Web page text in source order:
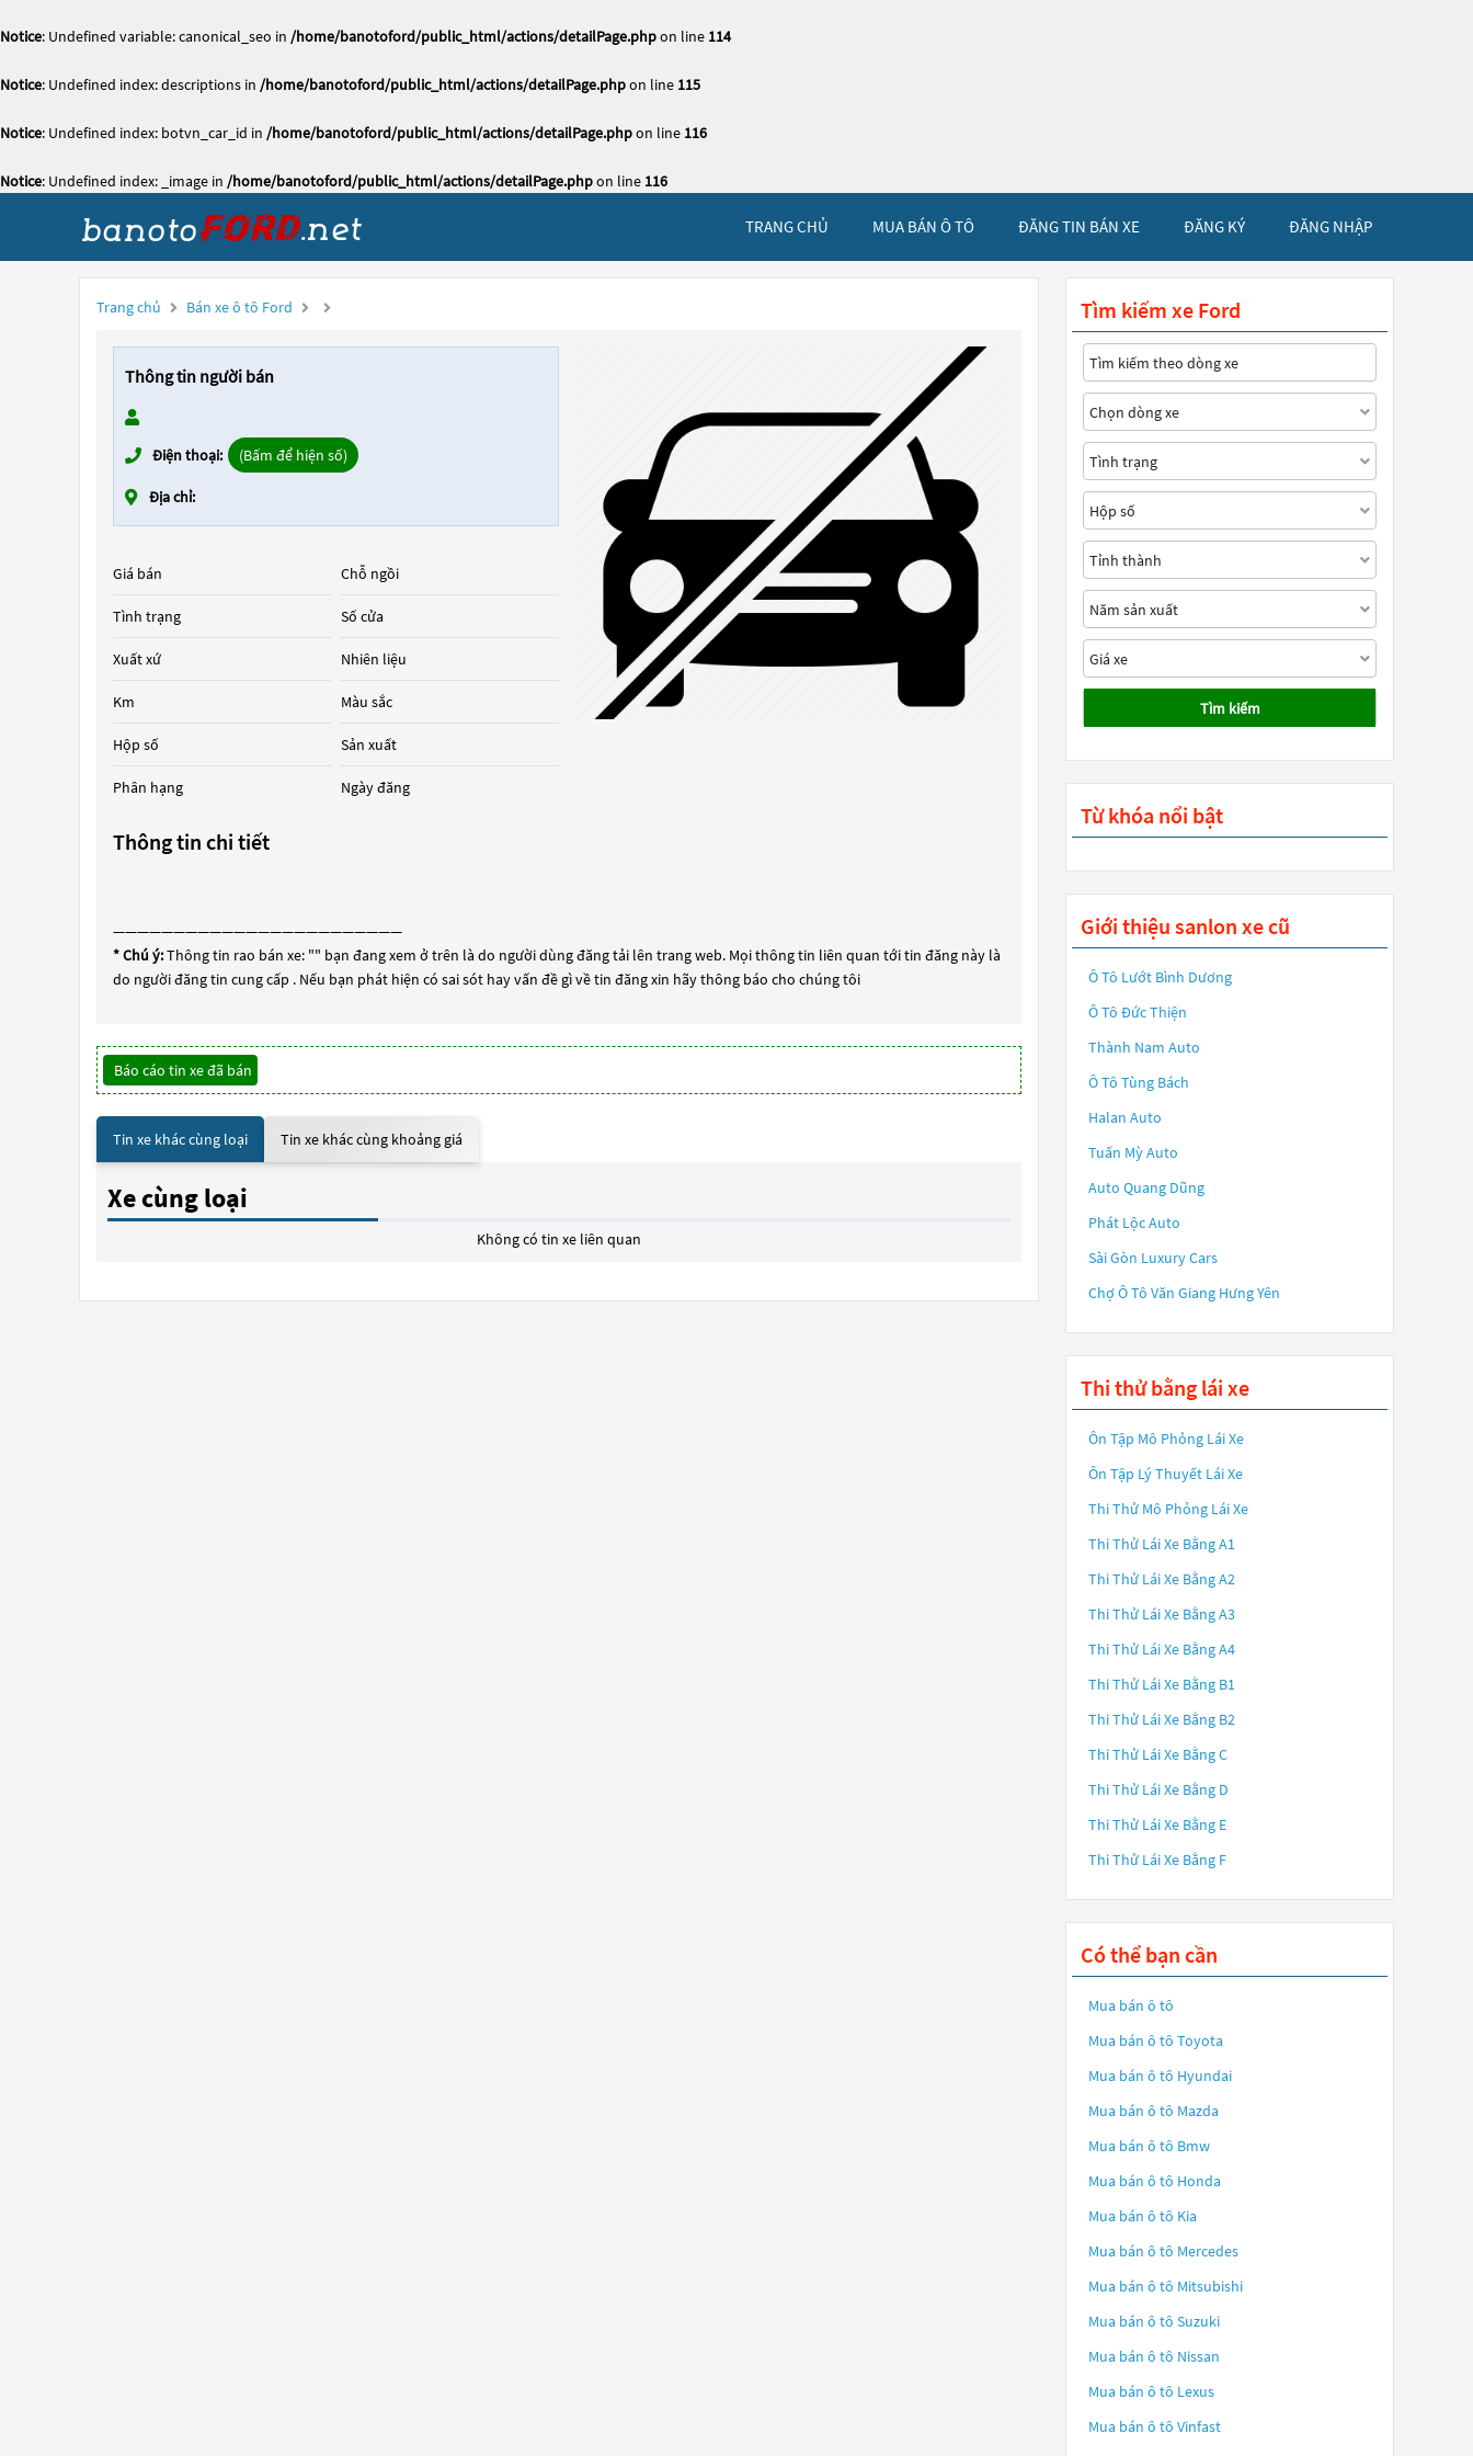
Notice: Undefined variable: canonical_seo in /home/banotoford/public_html/actions/detailPage.phpon line 114
Notice: Undefined index: descriptions in /home/banotoford/public_html/actions/detailPage.phpon line 115
Notice: Undefined index: botvn_car_id in /home/banotoford/public_html/actions/detailPage.phpon line 116
Notice: Undefined index: _image in /home/banotoford/public_html/actions/detailPage.phpon line 116
TRANG CHỦ MUA BÁN Ô TÔ ĐĂNG TIN BÁN XE ĐĂNG KÝ ĐĂNG NHẬP
Trang chủ Bán xe ô tô Ford
Thông tin người bán
Điện thoại: (Bấm để hiện số)
Địa chỉ:
Giá bán
Tình trạng
Xuất xứ
Km
Hộp số
Phân hạng
Chỗ ngồi
Số cửa
Nhiên liệu
Màu sắc
Sản xuất
Ngày đăng
Thông tin chi tiết
————————————————————————
* Chú ý:Thông tin rao bán xe: "" bạn đang xem ở trên là do người dùng đăng tải lên trang web. Mọi thông tin liên quan tới tin đăng này là
do người đăng tin cung cấp . Nếu bạn phát hiện có sai sót hay vấn đề gì về tin đăng xin hãy thông báo cho chúng tôi
Báo cáo tin xe đã bán
Tin xe khác cùng loại Tin xe khác cùng khoảng giá
Xe cùng loại
Không có tin xe liên quan
Tìm kiếm xe Ford
Tìm kiếm
Từ khóa nổi bật
Giới thiệu sanlon xe cũ
Ô Tô Lướt Bình Dương
Ô Tô Đức Thiện
Thành Nam Auto
Ô Tô Tùng Bách
Halan Auto
Tuấn Mỳ Auto
Auto Quang Dũng
Phát Lộc Auto
Sài Gòn Luxury Cars
Chợ Ô Tô Văn Giang Hưng Yên
Thi thử bằng lái xe
Ôn Tập Mô Phỏng Lái Xe
Ôn Tập Lý Thuyết Lái Xe
Thi Thử Mô Phỏng Lái Xe
Thi Thử Lái Xe Bằng A1
Thi Thử Lái Xe Bằng A2
Thi Thử Lái Xe Bằng A3
Thi Thử Lái Xe Bằng A4
Thi Thử Lái Xe Bằng B1
Thi Thử Lái Xe Bằng B2
Thi Thử Lái Xe Bằng C
Thi Thử Lái Xe Bằng D
Thi Thử Lái Xe Bằng E
Thi Thử Lái Xe Bằng F
Có thể bạn cần
Mua bán ô tô
Mua bán ô tô Toyota
Mua bán ô tô Hyundai
Mua bán ô tô Mazda
Mua bán ô tô Bmw
Mua bán ô tô Honda
Mua bán ô tô Kia
Mua bán ô tô Mercedes
Mua bán ô tô Mitsubishi
Mua bán ô tô Suzuki
Mua bán ô tô Nissan
Mua bán ô tô Lexus
Mua bán ô tô Vinfast